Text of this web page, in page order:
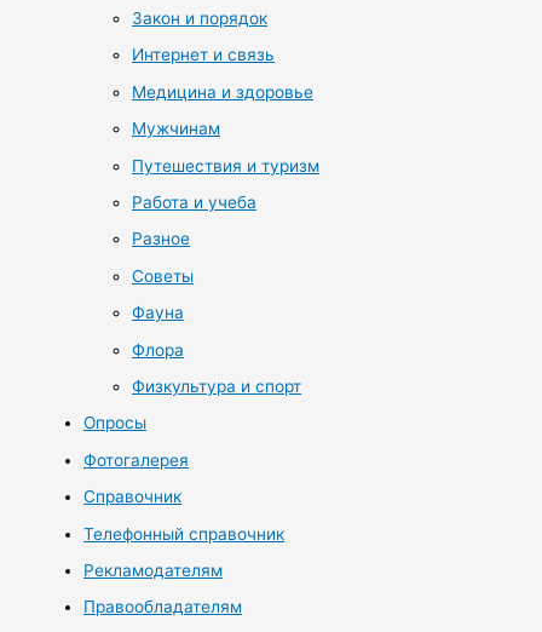
Закон и порядок
Интернет и связь
Медицина и здоровье
Мужчинам
Путешествия и туризм
Работа и учеба
Разное
Советы
Фауна
Флора
Физкультура и спорт
Опросы
Фотогалерея
Справочник
Телефонный справочник
Рекламодателям
Правообладателям